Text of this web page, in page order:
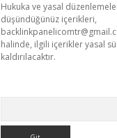
Hukuka ve yasal
düşündüğünüz içerikleri,
halinde, ilgili içerikler yasal
kaldırılacaktır.